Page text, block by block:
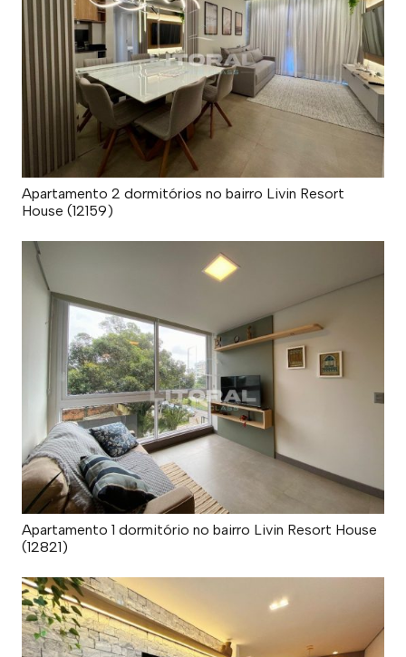
Apartamento 2 dormitórios no bairro Livin Resort
House (12159)
Apartamento 1 dormitório no bairro Livin Resort House
(12821)